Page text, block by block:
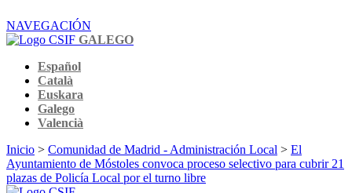
NAVEGACIÓN
GALEGO
Español
Català
Euskara
Galego
Valencià
Inicio > Comunidad de Madrid - Administración Local > El
Ayuntamiento de Móstoles convoca proceso selectivo para cubrir 21
plazas de Policía Local por el turno libre